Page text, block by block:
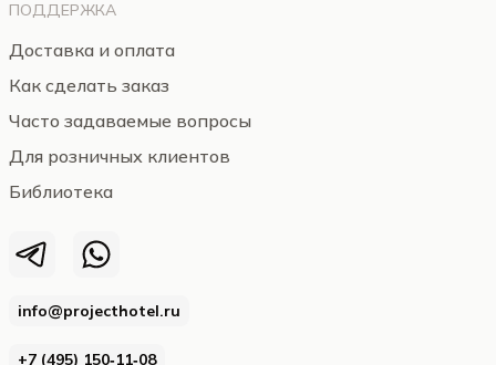
info@projecthotel.ru
+7 (495) 150‑11‑08
ПОДДЕРЖКА
Доставка и оплата
Как сделать заказ
Часто задаваемые вопросы
Для розничных клиентов
Библиотека